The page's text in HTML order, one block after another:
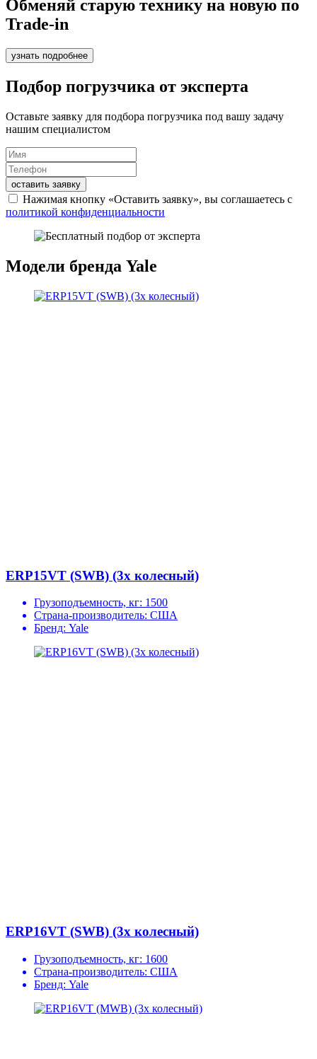
Обменяй старую технику на новую по
Trade-in
узнать подробнее
Подбор погрузчика от эксперта
Оставьте заявку для подбора погрузчика под вашу задачу
нашим специалистом
оставить заявку
Нажимая кнопку «Оставить заявку», вы соглашаетесь с
политикой конфиденциальности
Модели бренда Yale
ERP15VT (SWB) (3х колесный)
Грузоподъемность, кг: 1500
Страна-производитель: США
Бренд: Yale
ERP16VT (SWB) (3х колесный)
Грузоподъемность, кг: 1600
Страна-производитель: США
Бренд: Yale